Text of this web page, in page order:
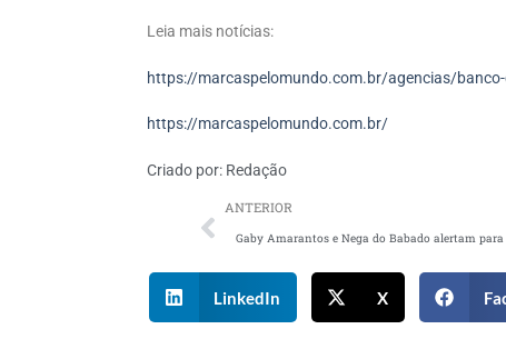
Leia mais notícias:
https://marcaspelomundo.com.br/agencias/
https://marcaspelomundo.com.br/
Criado por: Redação
ANTERIOR
LinkedIn X